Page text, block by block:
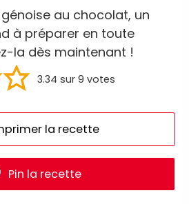
au chocolat, un
à préparer en toute
la dès maintenant !
3.34 sur 9 votes
la recette
Pin la recette